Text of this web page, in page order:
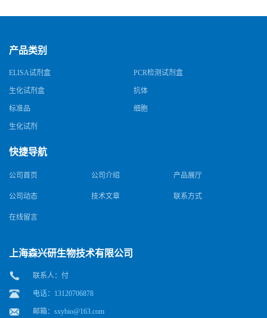
产品类别
ELISA试剂盒 PCR检测试剂盒
生化试剂盒 抗体
标准品 细胞
生化试剂
快捷导航
公司首页 公司介绍 产品展厅
公司动态 技术文章 联系方式
在线留言
上海森兴研生物技术有限公司
联系人：付
电话：13120706878
邮箱： sxybio@163.com